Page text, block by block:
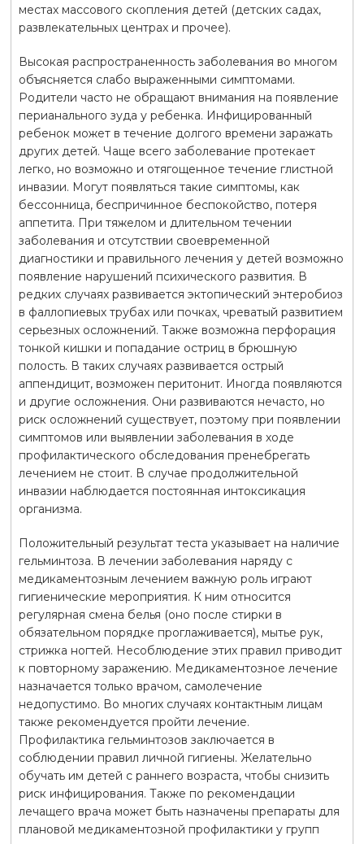
местах массового скопления детей (детских садах,
развлекательных центрах и прочее).
Высокая распространенность заболевания во многом
объясняется слабо выраженными симптомами.
Родители часто не обращают внимания на появление
перианального зуда у ребенка. Инфицированный
ребенок может в течение долгого времени заражать
других детей. Чаще всего заболевание протекает
легко, но возможно и отягощенное течение глистной
инвазии. Могут появляться такие симптомы, как
бессонница, беспричинное беспокойство, потеря
аппетита. При тяжелом и длительном течении
заболевания и отсутствии своевременной
диагностики и правильного лечения у детей возможно
появление нарушений психического развития. В
редких случаях развивается эктопический энтеробиоз
в фаллопиевых трубах или почках, чреватый развитием
серьезных осложнений. Также возможна перфорация
тонкой кишки и попадание остриц в брюшную
полость. В таких случаях развивается острый
аппендицит, возможен перитонит. Иногда появляются
и другие осложнения. Они развиваются нечасто, но
риск осложнений существует, поэтому при появлении
симптомов или выявлении заболевания в ходе
профилактического обследования пренебрегать
лечением не стоит. В случае продолжительной
инвазии наблюдается постоянная интоксикация
организма.
Положительный результат теста указывает на наличие
гельминтоза. В лечении заболевания наряду с
медикаментозным лечением важную роль играют
гигиенические мероприятия. К ним относится
регулярная смена белья (оно после стирки в
обязательном порядке проглаживается), мытье рук,
стрижка ногтей. Несоблюдение этих правил приводит
к повторному заражению. Медикаментозное лечение
назначается только врачом, самолечение
недопустимо. Во многих случаях контактным лицам
также рекомендуется пройти лечение.
Профилактика гельминтозов заключается в
соблюдении правил личной гигиены. Желательно
обучать им детей с раннего возраста, чтобы снизить
риск инфицирования. Также по рекомендации
лечащего врача может быть назначены препараты для
плановой медикаментозной профилактики у групп